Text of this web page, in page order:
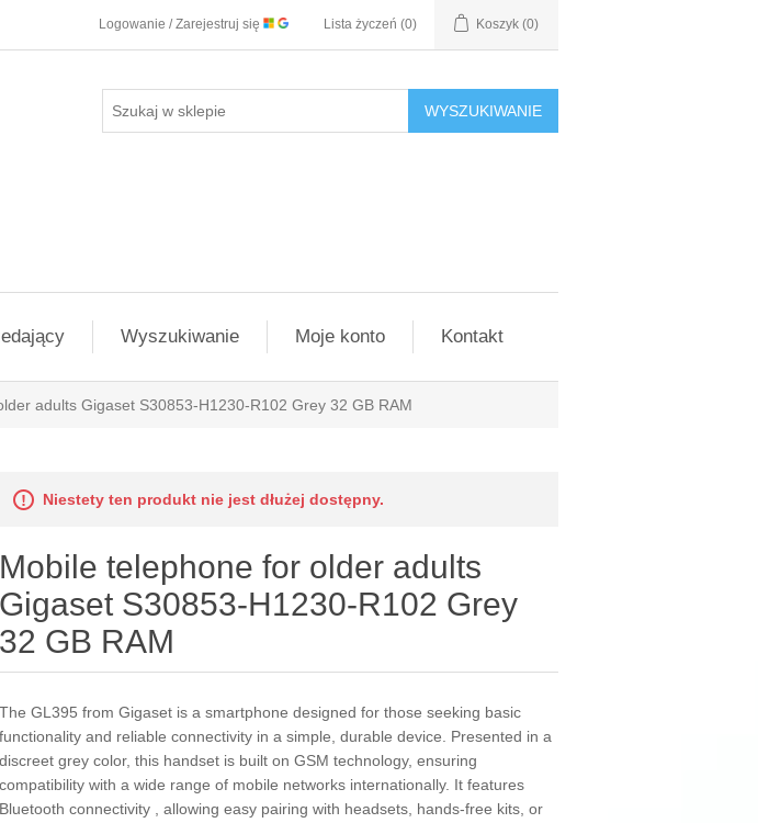
Logowanie / Zarejestruj się Lista życzeń (0) Koszyk (0)
WYSZUKIWANIE
Wyszukiwanie Moje konto Kontakt
adults Gigaset S30853-H1230-R102 Grey 32 GB RAM
Niestety ten produkt nie jest dłużej dostępny.
Mobile telephone for older adults
Gigaset S30853-H1230-R102 Grey
32 GB RAM
The GL395 from Gigaset is a smartphone designed for those seeking basic
functionality and reliable connectivity in a simple, durable device. Presented in a
discreet grey color, this handset is built on GSM technology, ensuring
compatibility with a wide range of mobile networks internationally. It features
Bluetooth connectivity , allowing easy pairing with headsets, hands-free kits, or